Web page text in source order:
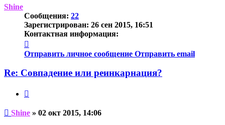
началу
Shine
Сообщения: 22
Зарегистрирован: 26 сен 2015, 16:51
Контактная информация:
информация
пользователя
Отправить личное сообщение Отправить email
Re: Совпадение или реинкарнация?
Непрочитанное
Shine » 02 окт 2015, 14:06